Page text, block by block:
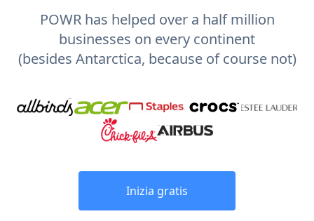
POWR has helped over a half million
businesses on every continent
(besides Antarctica, because of course not)
Inizia gratis